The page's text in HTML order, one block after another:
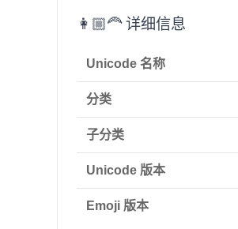
👩🏼‍🦰 详细信息
Unicode 名称
分类
子分类
Unicode 版本
Emoji 版本